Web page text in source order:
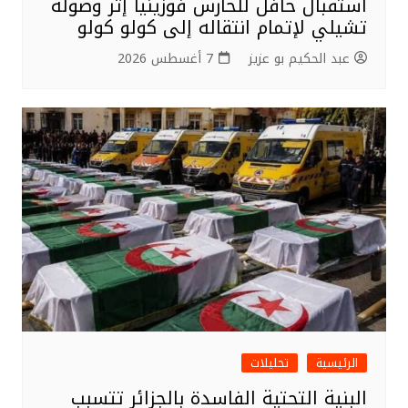
تشيلي لإتمام انتقاله إلى كولو كولو
عبد الحكيم بو عزيز 7 أغسطس 2026
الرئيسية تحليلات
البنية التحتية الفاسدة بالجزائر تتسبب